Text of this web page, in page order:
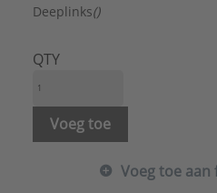
Serie:
Overige
Deeplinks()
QTY
Voeg toe
Voeg toe